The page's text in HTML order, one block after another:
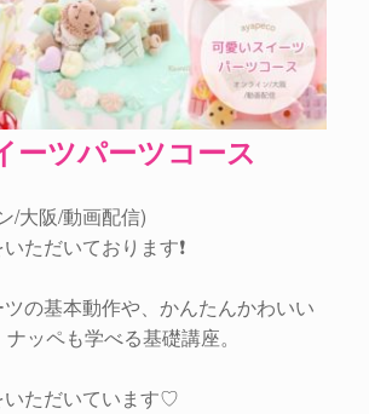
ーツパーツコース
/大阪/動画配信)
ただいております❗️
の基本動作や、かんたんかわいい
ッペも学べる基礎講座。
いただいています♡